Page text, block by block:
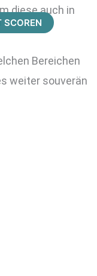
SCOREN
diese auch in
Bereichen
weiter souverän